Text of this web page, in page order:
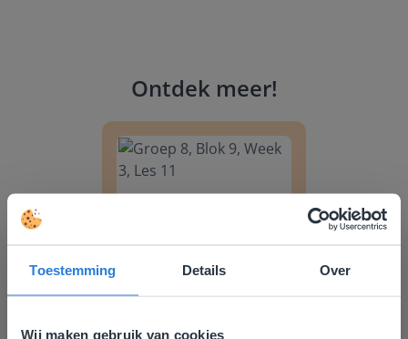
Toestemming Details Over
Wij maken gebruik van cookies
Ontdek meer!